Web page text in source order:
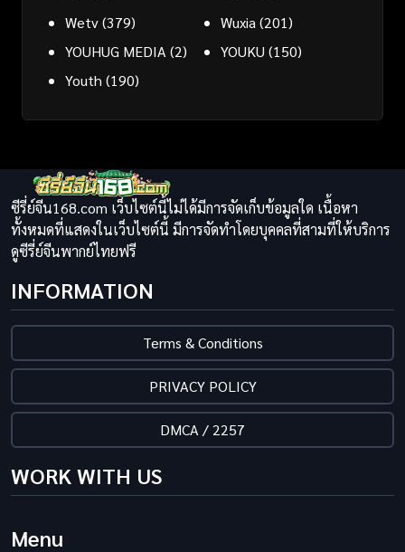
Wetv(379) Wuxia (201)
YOUHUG MEDIA (2) YOUKU (150)
Youth (190)
ซีรี่ย์จีน168.com เว็บไซต์นี้ไม่ได้มีการจัดเก็บข้อมูลใด เนื้อหา
ทั้งหมดที่แสดงในเว็บไซต์นี้ มีการจัดทำโดยบุคคลที่สามที่ให้บริการ
ดูซีรี่ย์จีนพากย์ไทยฟรี
INFORMATION
Terms & Conditions
PRIVACY POLICY
DMCA / 2257
WORK WITH US
Menu